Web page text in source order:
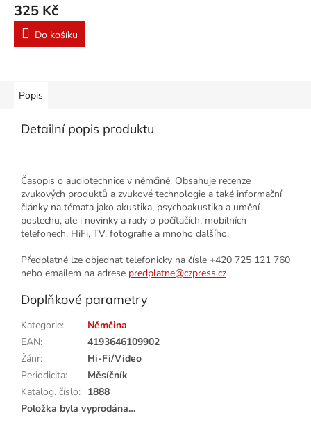
325 Kč
Do košíku
Popis
Detailní popis produktu
Časopis o audiotechnice v němčině. Obsahuje recenze
zvukových produktů a zvukové technologie a také informační
články na témata jako akustika, psychoakustika a umění
poslechu, ale i novinky a rady o počítačích, mobilních
telefonech, HiFi, TV, fotografie a mnoho dalšího.
Předplatné lze objednat telefonicky na čísle +420 725 121 760
nebo emailem na adrese predplatne@czpress.cz
Doplňkové parametry
Kategorie:
Němčina
EAN:
4193646109902
Žánr:
Hi-Fi/Video
Periodicita:
Měsíčník
Katalog. číslo: 1888
Položka byla vyprodána…